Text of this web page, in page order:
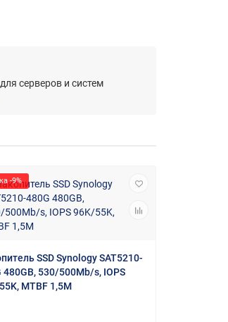
серверов и систем
-9%
SSD Synology SAT5210-
480GB, 530/500Mb/s, IOPS
MTBF 1,5M